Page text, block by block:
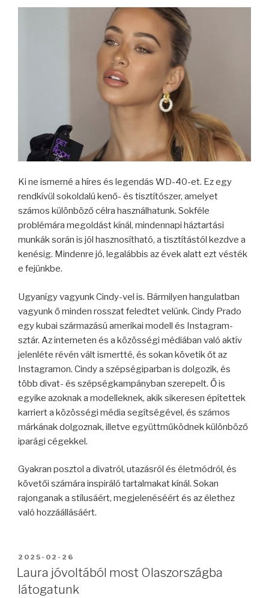
Ki ne ismerné a híres és legendás WD-40-et. Ez egy
rendkívül sokoldalú kenő- és tisztítószer, amelyet
számos különböző célra használhatunk. Sokféle
problémára megoldást kínál, mindennapi háztartási
munkák során is jól hasznosítható, a tisztítástól kezdve a
kenésig. Mindenre jó, legalábbis az évek alatt ezt vésték
e fejünkbe.
Ugyanígy vagyunk Cindy-vel is. Bármilyen hangulatban
vagyunk ő minden rosszat feledtet velünk. Cindy Prado
egy kubai származású amerikai modell és Instagram-
sztár. Az interneten és a közösségi médiában való aktív
jelenléte révén vált ismertté, és sokan követik őt az
Instagramon. Cindy a szépségiparban is dolgozik, és
több divat- és szépségkampányban szerepelt. Ő is
egyike azoknak a modelleknek, akik sikeresen építettek
karriert a közösségi média segítségével, és számos
márkának dolgoznak, illetve együttműködnek különböző
iparági cégekkel.
Gyakran posztol a divatról, utazásról és életmódról, és
követői számára inspiráló tartalmakat kínál. Sokan
rajonganak a stílusáért, megjelenéséért és az élethez
való hozzáállásáért.
BEKÜLDVE:
2025-02-26
Laura jóvoltából most Olaszországba
látogatunk